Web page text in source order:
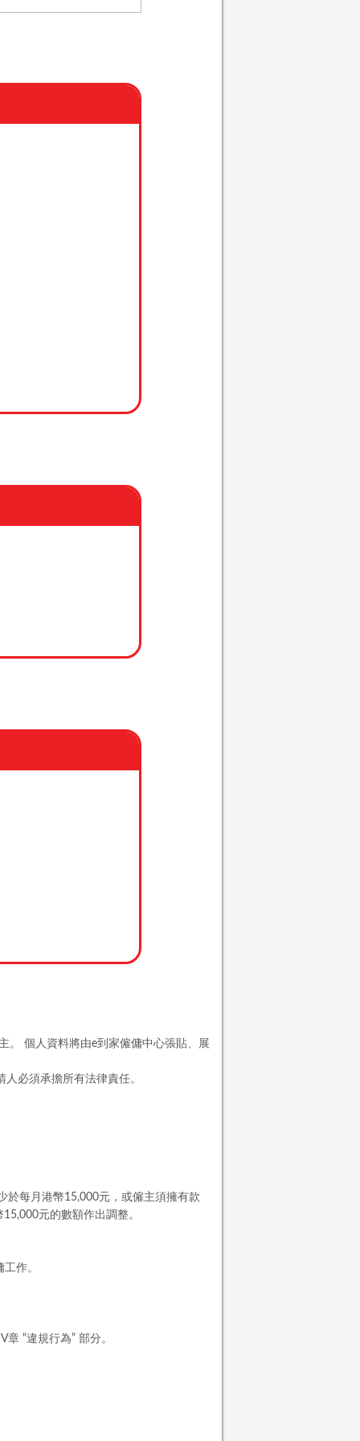
。 個人資料將由e到家僱傭中心張貼、展
必須承擔所有法律責任。
於每月港幣15,000元，或僱主須擁有款
元的數額作出調整。
作。
“違規行為” 部分。